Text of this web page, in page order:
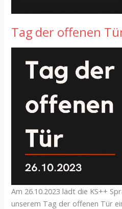
Tag der offenen
Am 26.10.2023 lädt die KS++
unserem Tag der offenen Tür